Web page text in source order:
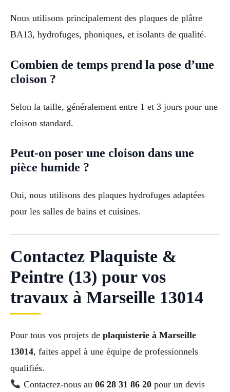
Nous utilisons principalement des plaques de plâtre
BA13, hydrofuges, phoniques, et isolants de qualité.
Combien de temps prend la pose d’une
cloison ?
Selon la taille, généralement entre 1 et 3 jours pour une
cloison standard.
Peut-on poser une cloison dans une
pièce humide ?
Oui, nous utilisons des plaques hydrofuges adaptées
pour les salles de bains et cuisines.
Contactez Plaquiste &
Peintre (13) pour vos
travaux à Marseille 13014
Pour tous vos projets de plaquisterie à Marseille
13014, faites appel à une équipe de professionnels
qualifiés.
Contactez-nous au 06 28 31 86 20pour un devis